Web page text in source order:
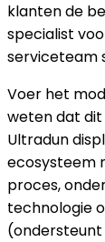
klanten de
specialist
serviceteam
Voer het
weten dat dit
Ultradun
ecosysteem
proces,
technologie
(ondersteunt